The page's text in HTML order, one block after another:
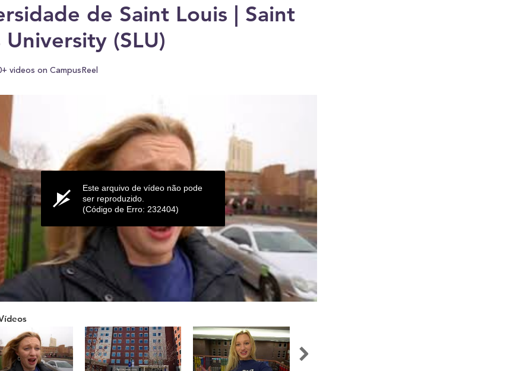
de Saint Louis | Saint
University (SLU)
videos on CampusReel
Este arquivo de vídeo não pode
ser reproduzido.
(Código de Erro: 232404)